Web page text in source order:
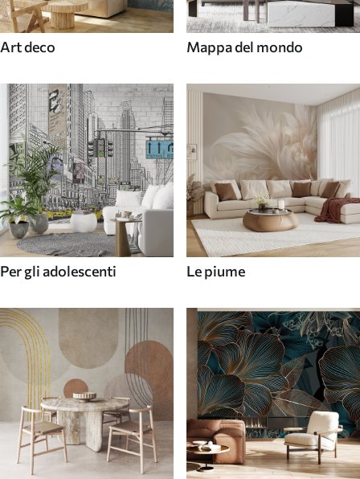
Art deco Mappa del mondo
Per gli adolescenti Le piume